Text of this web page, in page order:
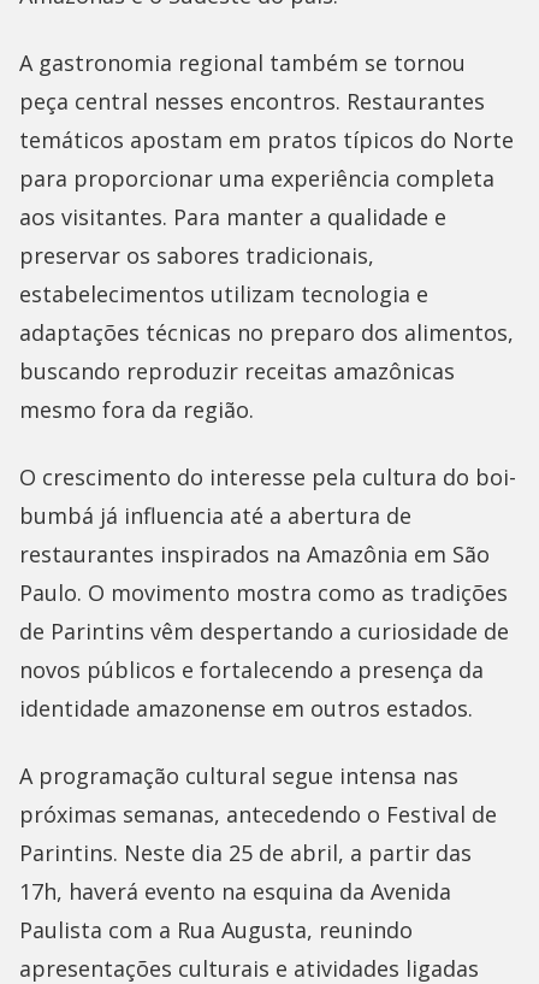
A gastronomia regional também se tornou
peça central nesses encontros. Restaurantes
temáticos apostam em pratos típicos do Norte
para proporcionar uma experiência completa
aos visitantes. Para manter a qualidade e
preservar os sabores tradicionais,
estabelecimentos utilizam tecnologia e
adaptações técnicas no preparo dos alimentos,
buscando reproduzir receitas amazônicas
mesmo fora da região.
O crescimento do interesse pela cultura do boi-
bumbá já influencia até a abertura de
restaurantes inspirados na Amazônia em São
Paulo. O movimento mostra como as tradições
de Parintins vêm despertando a curiosidade de
novos públicos e fortalecendo a presença da
identidade amazonense em outros estados.
A programação cultural segue intensa nas
próximas semanas, antecedendo o Festival de
Parintins. Neste dia 25 de abril, a partir das
17h, haverá evento na esquina da Avenida
Paulista com a Rua Augusta, reunindo
apresentações culturais e atividades ligadas